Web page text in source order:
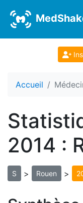
Accueil
2014 :
S > Rouen >